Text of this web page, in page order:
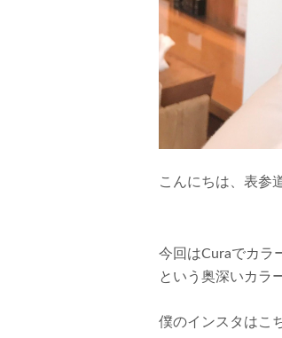
こんにちは、表参
今回はCuraでカラ
という奥深いカラ
僕のインスタはこ